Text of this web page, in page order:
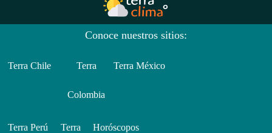
Conoce nuestros sitios:
Terra Chile Terra
Colombia
Terra México
Terra Perú Terra Horóscopos